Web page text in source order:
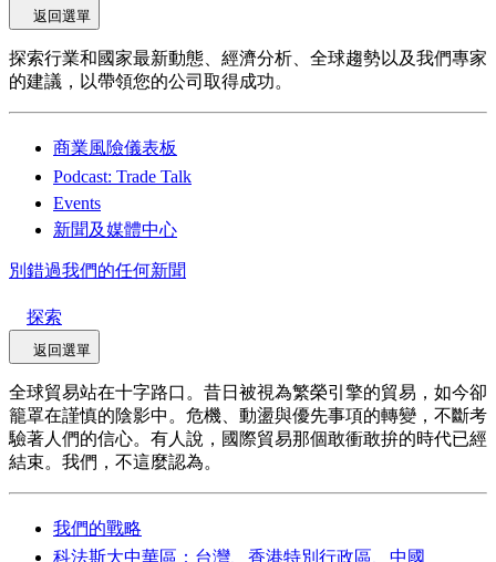
返回選單
探索行業和國家最新動態、經濟分析、全球趨勢以及我們專家
的建議，以帶領您的公司取得成功。
商業風險儀表板
Podcast: Trade Talk
Events
新聞及媒體中心
別錯過我們的任何新聞
探索
返回選單
全球貿易站在十字路口。昔日被視為繁榮引擎的貿易，如今卻
籠罩在謹慎的陰影中。危機、動盪與優先事項的轉變，不斷考
驗著人們的信心。有人說，國際貿易那個敢衝敢拚的時代已經
結束。我們，不這麼認為。
我們的戰略
科法斯大中華區：台灣、香港特別行政區、中國